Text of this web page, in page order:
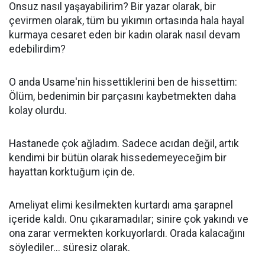
Onsuz nasıl yaşayabilirim? Bir yazar olarak, bir
çevirmen olarak, tüm bu yıkımın ortasında hala hayal
kurmaya cesaret eden bir kadın olarak nasıl devam
edebilirdim?
O anda Usame'nin hissettiklerini ben de hissettim:
Ölüm, bedenimin bir parçasını kaybetmekten daha
kolay olurdu.
Hastanede çok ağladım. Sadece acıdan değil, artık
kendimi bir bütün olarak hissedemeyeceğim bir
hayattan korktuğum için de.
Ameliyat elimi kesilmekten kurtardı ama şarapnel
içeride kaldı. Onu çıkaramadılar; sinire çok yakındı ve
ona zarar vermekten korkuyorlardı. Orada kalacağını
söylediler... süresiz olarak.